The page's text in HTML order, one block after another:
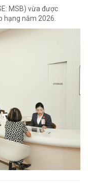
MSB) vừa được
hạng năm 2026.